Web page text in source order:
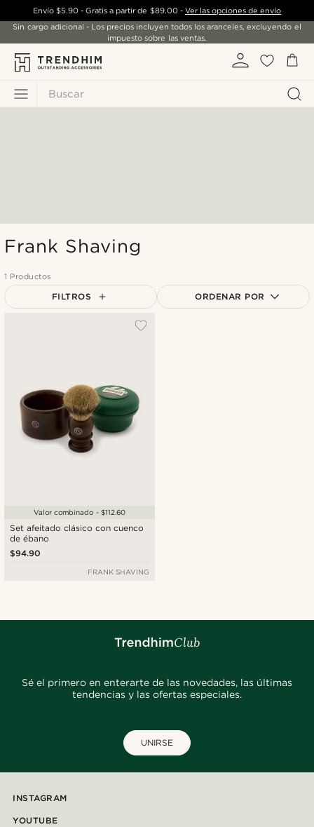
Buscar
Envío $5.90- Gratis a partir de $89.00- Ver las opciones de envío
Sin cargo adicional - Los precios incluyen todos los aranceles, excluyendo el
impuesto sobre las ventas.
Frank Shaving
1 Productos
FILTROS ORDENAR POR
Set afeitado clásico con cuenco
de ébano
$94.90
Valor combinado - $112.60
FRANK SHAVING
Sé el primero en enterarte de las novedades, las últimas
tendencias y las ofertas especiales.
UNIRSE
INSTAGRAM
YOUTUBE